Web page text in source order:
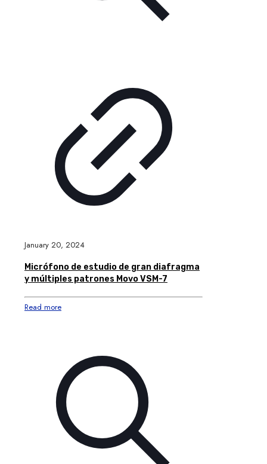
January 20, 2024
Micrófono de estudio de gran diafragma
y múltiples patrones Movo VSM-7
Read more